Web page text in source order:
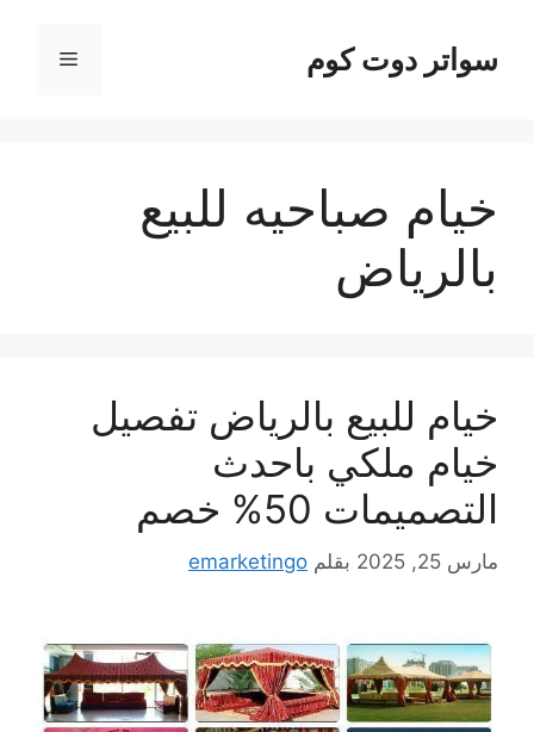
المحتوىسواتر دوت كوم القائمة
خيام صباحيه للبيع
بالرياض
خيام للبيع بالرياض تفصيل
خيام ملكي باحدث
التصميمات 50% خصم
مارس 25, 2025 بقلم emarketingo